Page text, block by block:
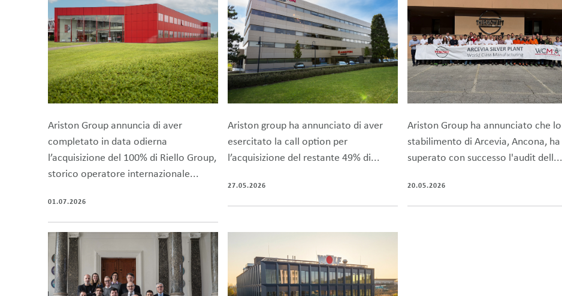
Ariston Group annuncia di aver
completato in data odierna
l’acquisizione del 100% di Riello Group,
storico operatore internazionale...
01.07.2026
Ariston group ha annunciato di aver
esercitato la call option per
l’acquisizione del restante 49% di...
27.05.2026
Ariston Group ha annunciato che lo
stabilimento di Arcevia, Ancona, ha
superato con successo l'audit dell...
20.05.2026